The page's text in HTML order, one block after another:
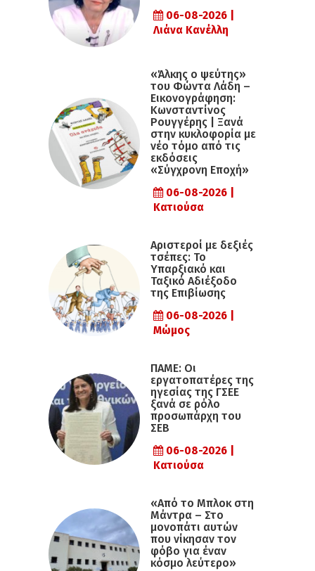
06-08-2026 |
Λιάνα Κανέλλη
«Άλκης ο ψεύτης»
του Φώντα Λάδη –
Εικονογράφηση:
Κωνσταντίνος
Ρουγγέρης | Ξανά
στην κυκλοφορία με
νέο τόμο από τις
εκδόσεις
«Σύγχρονη Εποχή»
06-08-2026 |
Κατιούσα
Αριστεροί με δεξιές
τσέπες: Το
Υπαρξιακό και
Ταξικό Αδιέξοδο
της Επιβίωσης
06-08-2026 |
Μώμος
ΠΑΜΕ: Οι
εργατοπατέρες της
ηγεσίας της ΓΣΕΕ
ξανά σε ρόλο
προσωπάρχη του
ΣΕΒ
06-08-2026 |
Κατιούσα
«Από το Μπλοκ στη
Μάντρα – Στο
μονοπάτι αυτών
που νίκησαν τον
φόβο για έναν
κόσμο λεύτερο»